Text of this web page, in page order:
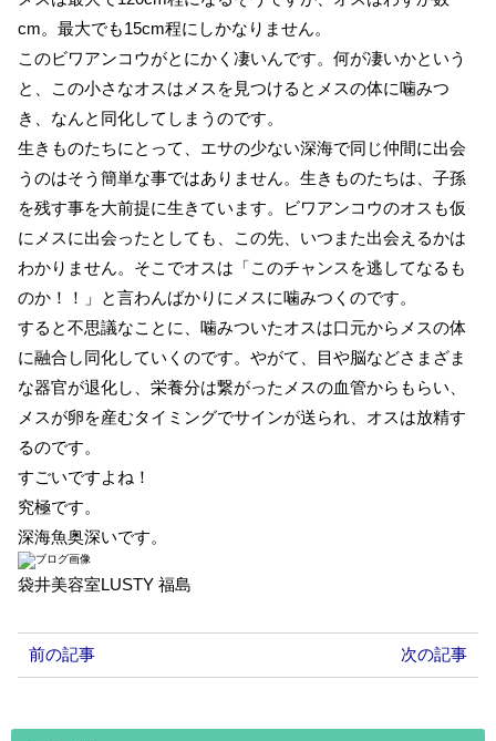
cm。最大でも15cm程にしかなりません。
このビワアンコウがとにかく凄いんです。何が凄いかという
と、この小さなオスはメスを見つけるとメスの体に噛みつ
き、なんと同化してしまうのです。
生きものたちにとって、エサの少ない深海で同じ仲間に出会
うのはそう簡単な事ではありません。生きものたちは、子孫
を残す事を大前提に生きています。ビワアンコウのオスも仮
にメスに出会ったとしても、この先、いつまた出会えるかは
わかりません。そこでオスは「このチャンスを逃してなるも
のか！！」と言わんばかりにメスに噛みつくのです。
すると不思議なことに、噛みついたオスは口元からメスの体
に融合し同化していくのです。やがて、目や脳などさまざま
な器官が退化し、栄養分は繋がったメスの血管からもらい、
メスが卵を産むタイミングでサインが送られ、オスは放精す
るのです。
すごいですよね！
究極です。
深海魚奥深いです。
袋井美容室LUSTY 福島
前の記事 次の記事